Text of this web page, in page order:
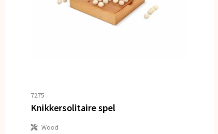
7275
Knikkersolitaire spel
Wood